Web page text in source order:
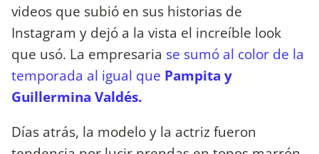
videos que subió en sus historias de
Instagram y dejó a la vista el increíble look
que usó. La empresaria se sumó al color de la
temporada al igual que Pampita y
Guillermina Valdés.
Días atrás, la modelo y la actriz fueron